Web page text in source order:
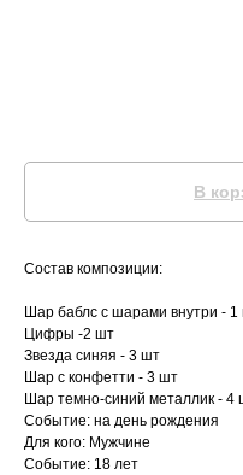
В
Состав композиции:
Шар баблс с шарами внутри - 1
Цифры -2 шт
Звезда синяя - 3 шт
Шар с конфетти - 3 шт
Шар темно-синий металлик - 4
Событие: на день рождения
Для кого: Мужчине
Событие: 18 лет